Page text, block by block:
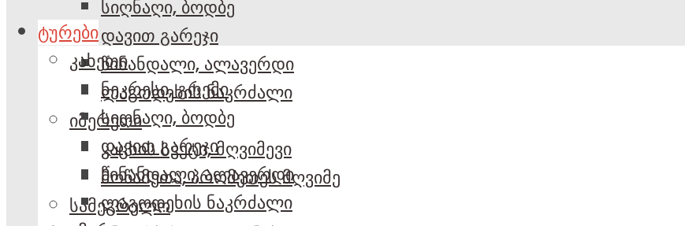
სიღნაღი, ბოდბე
დავით გარეჯი
წინანდალი, ალავერდი
ლაგოდეხის ნაკრძალი
იმერეთი
კაცხის სვეტი, მღვიმევი
მოწამეთა, პრომეთეს მღვიმე
სამეგრელო
ტურები
კახეთი
ნეკრესი, გრემი
სიღნაღი, ბოდბე
დავით გარეჯი
წინანდალი, ალავერდი
ლაგოდეხის ნაკრძალი